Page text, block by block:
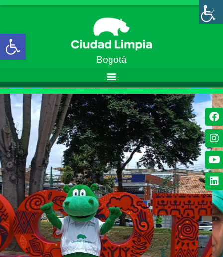
Abrir barra de herramientas
Bogotá